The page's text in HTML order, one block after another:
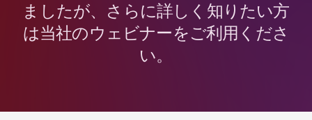
ましたが、さらに詳しく知りたい方
は当社のウェビナーをご利用くださ
い。